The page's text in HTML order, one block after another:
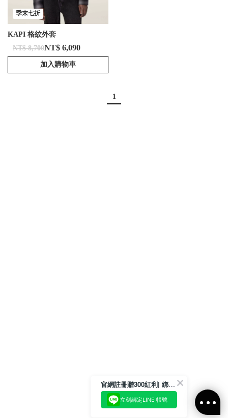
季末七折
KAPI 格紋外套
NT$ 8,700NT$ 6,090
加入購物車
1
官網註冊贈300紅利| 綁定LINE再領取專屬優惠
立刻綁定LINE 帳號